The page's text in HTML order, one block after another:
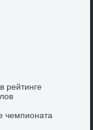
рейтинге
чемпионата